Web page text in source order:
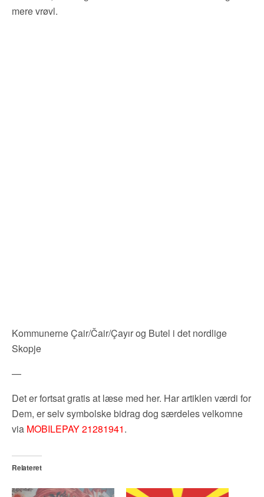
mere vrøvl.
Kommunerne Çair/Čair/Çayır og Butel i det nordlige
Skopje
—
Det er fortsat gratis at læse med her. Har artiklen værdi for
Dem, er selv symbolske bidrag dog særdeles velkomne
via MOBILEPAY 21281941.
Relateret